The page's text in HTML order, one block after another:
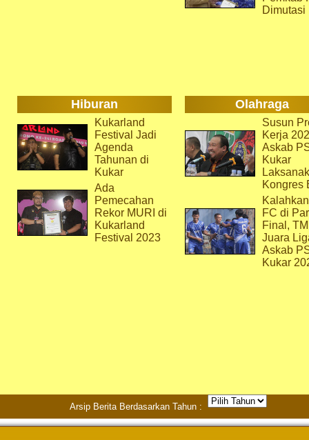
Dimutasi
Hiburan Olahraga
Kukarland
Festival Jadi
Agenda
Tahunan di
Kukar
Ada
Pemecahan
Rekor MURI di
Kukarland
Festival 2023
Susun
Kerja
Askab
Kukar
Kongres
FC di
Final,
Juara
Askab
Kukar
Arsip Berita Berdasarkan Tahun :